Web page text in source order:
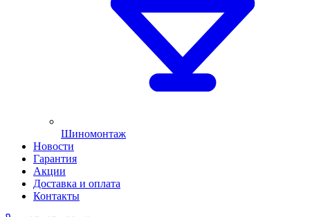
Шиномонтаж
Новости
Гарантия
Акции
Доставка и оплата
Контакты